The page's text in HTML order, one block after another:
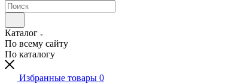
Каталог
По всему сайту
По каталогу
Избранные товары 0